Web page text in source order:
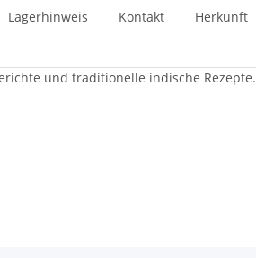
Lagerhinweis Kontakt Herkunft
und traditionelle indische Rezepte.